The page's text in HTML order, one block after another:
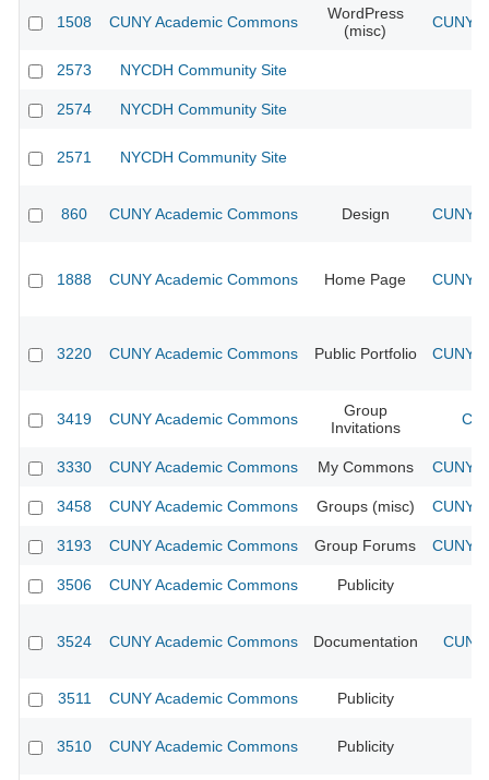
1508 CUNY Academic Commons
WordPress
(misc)
CUNY
2573 NYCDH Community Site
2574 NYCDH Community Site
2571 NYCDH Community Site
860 CUNY Academic Commons Design CUNY
1888 CUNY Academic Commons Home Page CUNY
3220 CUNY Academic Commons Public Portfolio CUNY
3419 CUNY Academic Commons
Group
Invitations
3330 CUNY Academic Commons My Commons CUNY
3458 CUNY Academic Commons Groups (misc) CUNY
3193 CUNY Academic Commons Group Forums CUNY
3506 CUNY Academic Commons Publicity
3524 CUNY Academic Commons Documentation
3511 CUNY Academic Commons Publicity
3510 CUNY Academic Commons Publicity